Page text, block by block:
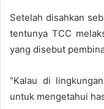
Setelah disahkan
tentunya TCC
yang disebut
“Kalau di
untuk mengetahui